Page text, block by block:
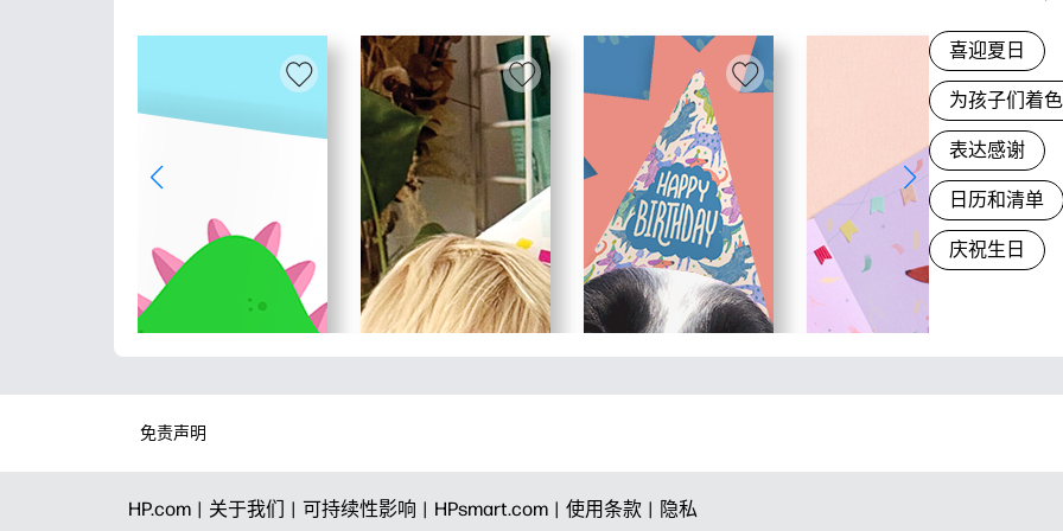
喜迎夏日
为孩子们着色
表达感谢
日历和清单
庆祝生日
免责声明
HP.com | 关于我们 | 可持续性影响 | HPsmart.com | 使用条款 | 隐私